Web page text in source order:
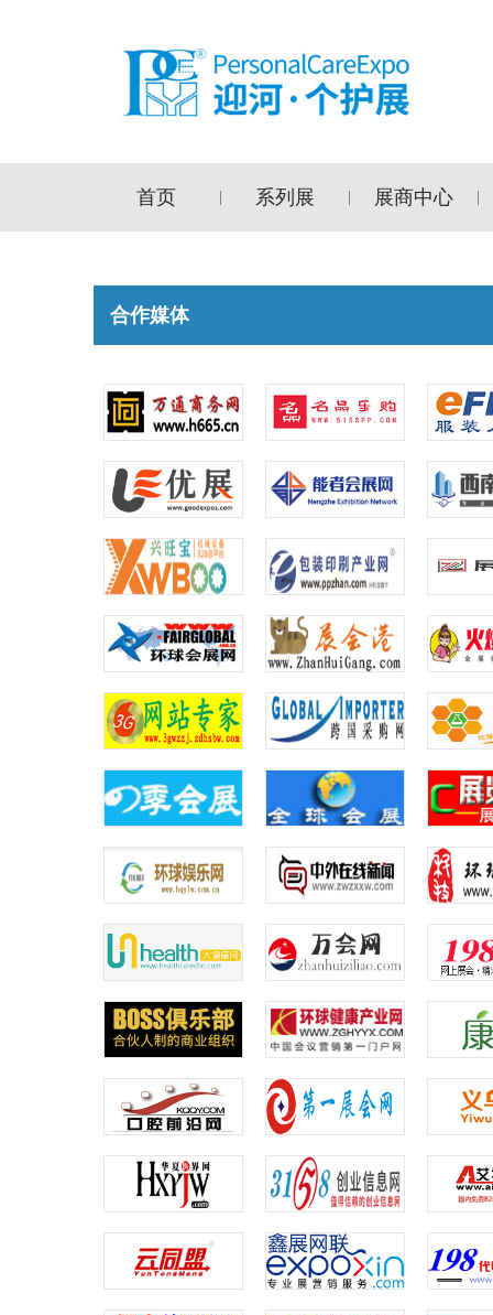
首页 系列展 展商中心
合作媒体